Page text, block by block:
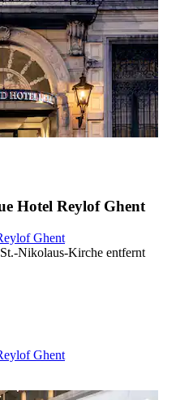
Hotel Reylof Ghent
Ghent
Nikolaus-Kirche entfernt
Ghent